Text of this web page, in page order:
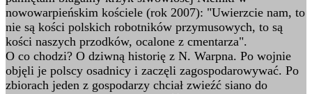
nowowarpieńskim kościele (rok 2007): "Uwierzcie nam, to
nie są kości polskich robotników przymusowych, to są
kości naszych przodków, ocalone z cmentarza".
O co chodzi? O dziwną historię z N. Warpna. Po wojnie
objęli je polscy osadnicy i zaczęli zagospodarowywać. Po
zbiorach jeden z gospodarzy chciał zwieźć siano do